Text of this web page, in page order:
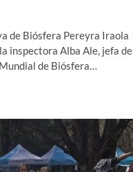
de Biósfera Pereyra Iraola
inspectora Alba Ale, jefa de
de Biósfera…